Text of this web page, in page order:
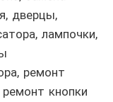
дверцы,
лампочки,
ремонт
кнопки